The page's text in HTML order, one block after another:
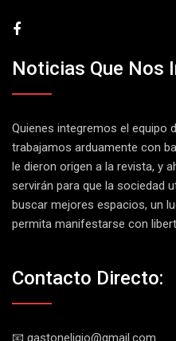
Noticias Que Nos
Quienes integremos el equipo
trabajamos arduamente con
le dieron origen a la revista, y
servirán para que la sociedad
buscar mejores espacios, un
permita manifestarse con
Contacto Directo:
📧 gastoneligio@gmail.com